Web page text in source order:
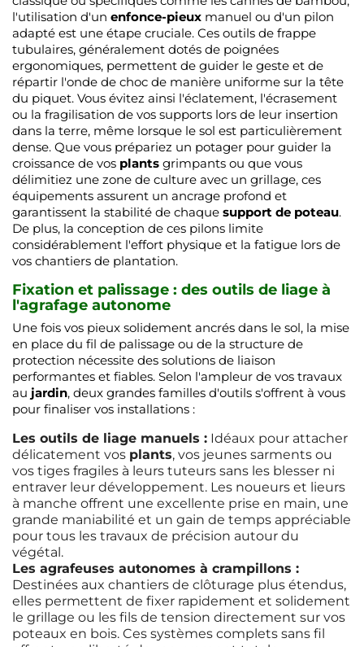
l'utilisation d'un enfonce-pieux manuel ou d'un pilon
adapté est une étape cruciale. Ces outils de frappe
tubulaires, généralement dotés de poignées
ergonomiques, permettent de guider le geste et de
répartir l'onde de choc de manière uniforme sur la tête
du piquet. Vous évitez ainsi l'éclatement, l'écrasement
ou la fragilisation de vos supports lors de leur insertion
dans la terre, même lorsque le sol est particulièrement
dense. Que vous prépariez un potager pour guider la
croissance de vos plants grimpants ou que vous
délimitiez une zone de culture avec un grillage, ces
équipements assurent un ancrage profond et
garantissent la stabilité de chaque support de poteau.
De plus, la conception de ces pilons limite
considérablement l'effort physique et la fatigue lors de
vos chantiers de plantation.
Fixation et palissage : des outils de liage à
l'agrafage autonome
Une fois vos pieux solidement ancrés dans le sol, la mise
en place du fil de palissage ou de la structure de
protection nécessite des solutions de liaison
performantes et fiables. Selon l'ampleur de vos travaux
au jardin, deux grandes familles d'outils s'offrent à vous
pour finaliser vos installations :
Les outils de liage manuels : Idéaux pour attacher
délicatement vos plants, vos jeunes sarments ou
vos tiges fragiles à leurs tuteurs sans les blesser ni
entraver leur développement. Les noueurs et lieurs
à manche offrent une excellente prise en main, une
grande maniabilité et un gain de temps appréciable
pour tous les travaux de précision autour du
végétal.
Les agrafeuses autonomes à crampillons :
Destinées aux chantiers de clôturage plus étendus,
elles permettent de fixer rapidement et solidement
le grillage ou les fils de tension directement sur vos
poteaux en bois. Ces systèmes complets sans fil